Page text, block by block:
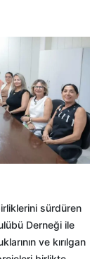
sürdüren
Derneği ile
ve kırılgan